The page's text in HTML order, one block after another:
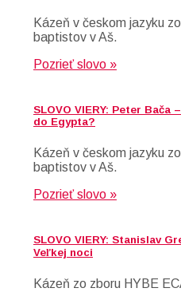
Kázeň v českom jazyku
baptistov v Aš.
Pozrieť slovo »
SLOVO VIERY: Peter Bača
do Egypta?
Kázeň v českom jazyku
baptistov v Aš.
Pozrieť slovo »
SLOVO VIERY: Stanislav
Veľkej noci
Kázeň zo zboru HYBE